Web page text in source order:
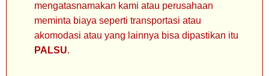
mengatasnamakan kami atau perusahaan
meminta biaya seperti transportasi atau
akomodasi atau yang lainnya bisa dipastikan itu
PALSU.